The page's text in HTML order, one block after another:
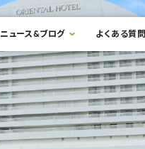
ニュース&ブログ よくある質問